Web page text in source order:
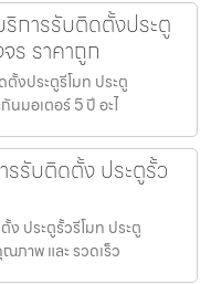
การรับติดตั้งประตู
ร ราคาถูก
งประตูรีโมท ประตู
มอเตอร์ 5 ปี อะไ
รรับติดตั้ง ประตูรั้ว
ง ประตูรั้วรีโมท ประตู
ภาพ และ รวดเร็ว